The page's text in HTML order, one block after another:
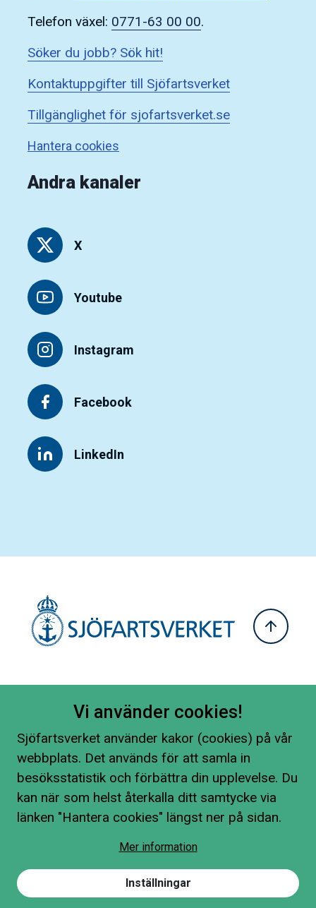
Telefon växel: 0771-63 00 00.
Söker du jobb? Sök hit!
Kontaktuppgifter till Sjöfartsverket
Tillgänglighet för sjofartsverket.se
Hantera cookies
Andra kanaler
X
Youtube
Instagram
Facebook
LinkedIn
Vi använder cookies!
Sjöfartsverket använder kakor (cookies) på vår
webbplats. Det används för att samla in
besöksstatistik och förbättra din upplevelse. Du
kan när som helst återkalla ditt samtycke via
länken "Hantera cookies" längst ner på sidan.
Mer information
Inställningar